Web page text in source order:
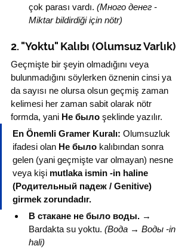
çok parası vardı. (Много денег -
Miktar bildirdiği için nötr)
2. "Yoktu" Kalıbı (Olumsuz Varlık)
Geçmişte bir şeyin olmadığını veya
bulunmadığını söylerken öznenin cinsi ya
da sayısı ne olursa olsun geçmiş zaman
kelimesi her zaman sabit olarak nötr
formda, yani Не было şeklinde yazılır.
En Önemli Gramer Kuralı: Olumsuzluk
ifadesi olan Не было kalıbından sonra
gelen (yani geçmişte var olmayan) nesne
veya kişi mutlaka ismin -in haline
(Родительный падеж / Genitive)
girmek zorundadır.
В стакане не было воды. →
Bardakta su yoktu. (Вода → Воды -in
hali)